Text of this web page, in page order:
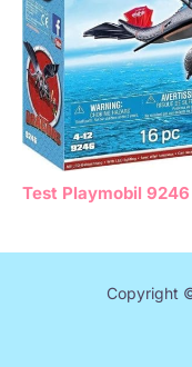
Test Playmobil
Copyright